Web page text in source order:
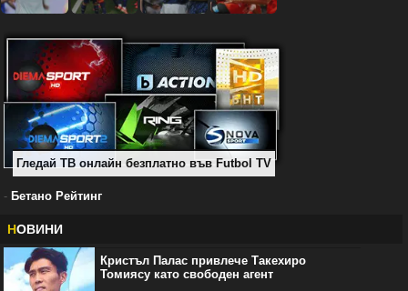
Гледай ТВ онлайн безплатно във Futbol TV
- Бетано Рейтинг
НОВИНИ
Кристъл Палас привлече Такехиро
Томиясу като свободен агент